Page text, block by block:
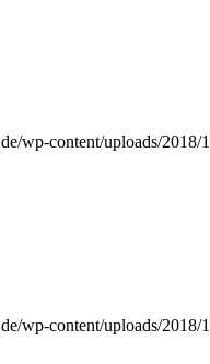
wp-content/uploads/
wp-content/uploads/